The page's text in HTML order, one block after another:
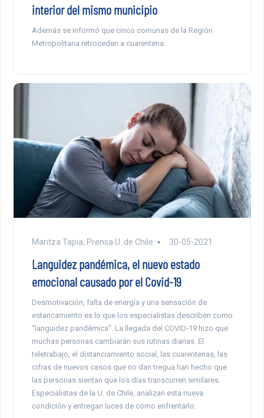
interior del mismo municipio
Además se informó que cinco comunas de la Región
Metropolitana retroceden a cuarentena.
Maritza Tapia, Prensa U. de Chile. 30-05-2021
Languidez pandémica, el nuevo estado
emocional causado por el Covid-19
Desmotivación, falta de energía y una sensación de
estancamiento es lo que los especialistas describen como
“languidez pandémica”. La llegada del COVID-19 hizo que
muchas personas cambiarán sus rutinas diarias. El
teletrabajo, el distanciamiento social, las cuarentenas, las
cifras de nuevos casos que no dan tregua han hecho que
las personas sientan que los días transcurren similares.
Especialistas de la U. de Chile, analizan esta nueva
condición y entregan luces de cómo enfrentarlo.